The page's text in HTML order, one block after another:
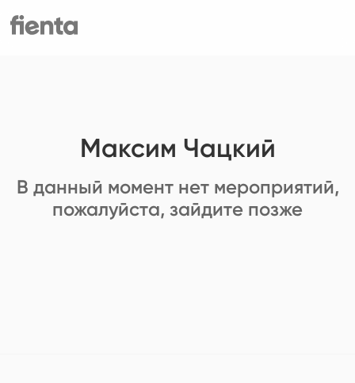
Максим Чацкий
В данный момент нет мероприятий,
пожалуйста, зайдите позже